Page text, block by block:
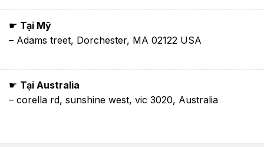
☛ Tại Mỹ
– Adams treet, Dorchester, MA 02122 USA
☛ Tại Australia
– corella rd, sunshine west, vic 3020, Australia